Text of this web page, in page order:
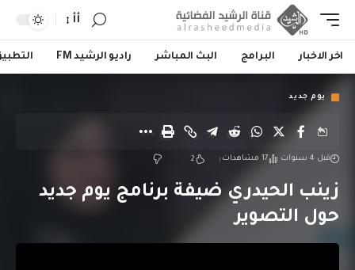
أأ
اخر الاخبار البرامج البث المباشر راديو الرشيد FM
يوم جديد
قبل 4 سنوات 17 مشاهدات 2
زينب الحيدري ضيفة برنامج يوم جديد
حول التصوير